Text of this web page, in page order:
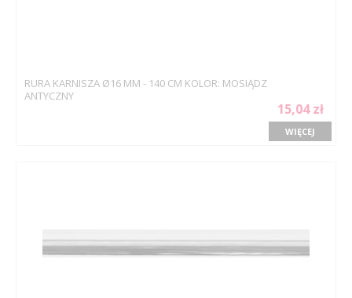
RURA KARNISZA Ø16 MM - 140 CM KOLOR: MOSIĄDZ
ANTYCZNY
15,04 zł
WIĘCEJ